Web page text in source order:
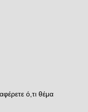
ό,τι θέμα